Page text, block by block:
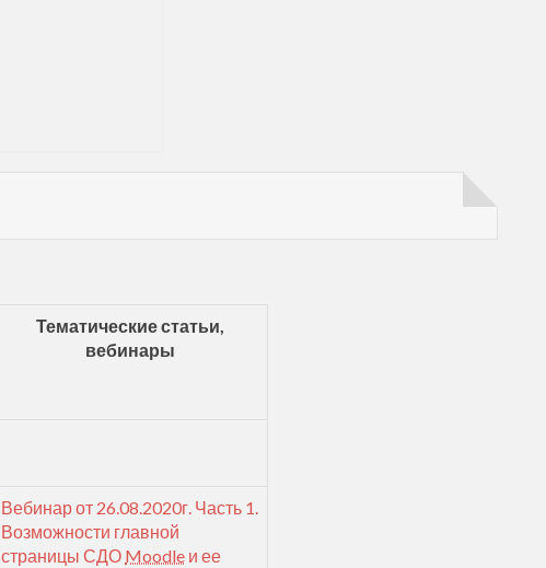
Тематические статьи,
вебинары
Вебинар от 26.08.2020г. Часть 1.
Возможности главной
страницы СДО Moodle и ее